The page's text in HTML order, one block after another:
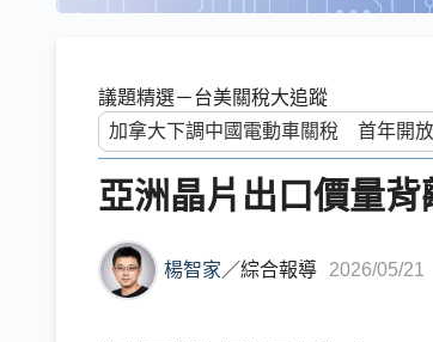
議題精選－台美關稅大追蹤
亞洲晶片出口價量
楊智家 ／綜合報導 2026/05/21